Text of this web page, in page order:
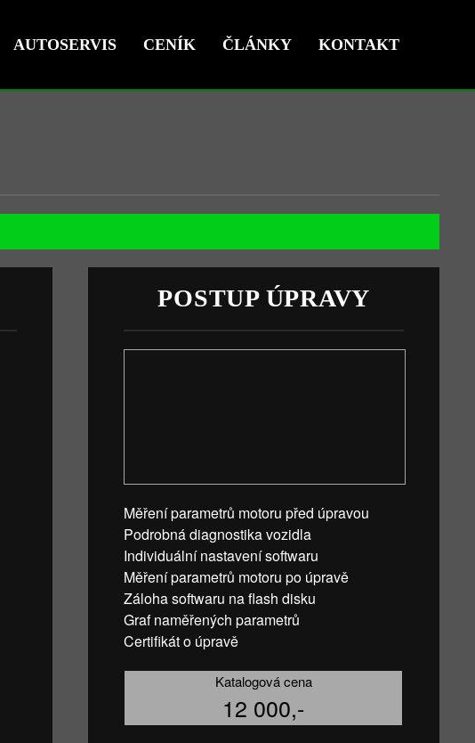
AUTOSERVIS CENÍK ČLÁNKY KONTAKT
POSTUP ÚPRAVY
Měření parametrů motoru před úpravou
Podrobná diagnostika vozidla
Individuální nastavení softwaru
Měření parametrů motoru po úpravě
Záloha softwaru na flash disku
Graf naměřených parametrů
Certifikát o úpravě
Katalogová cena
12 000,-